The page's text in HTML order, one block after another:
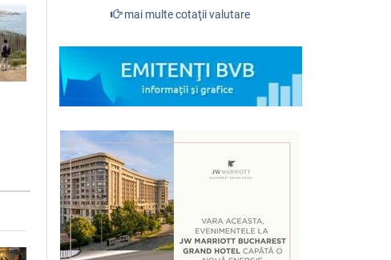
mai multe cotaţii valutare